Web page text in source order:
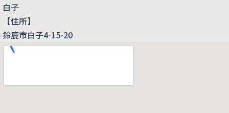
白子
【住所】
鈴鹿市白子4-15-20